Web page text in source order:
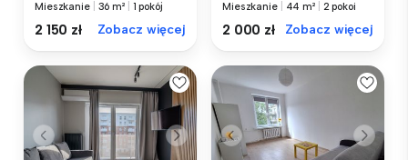
Mieszkanie 36 m² 1 pokój
2 150 zł Zobacz więcej
Mieszkanie 44 m² 2 pokoi
2 000 zł Zobacz więcej